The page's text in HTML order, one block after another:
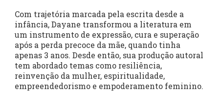
Com trajetória marcada pela escrita desde a
infância, Dayane transformou a literatura em
um instrumento de expressão, cura e superação
após a perda precoce da mãe, quando tinha
apenas 3 anos. Desde então, sua produção autoral
tem abordado temas como resiliência,
reinvenção da mulher, espiritualidade,
empreendedorismo e empoderamento feminino.